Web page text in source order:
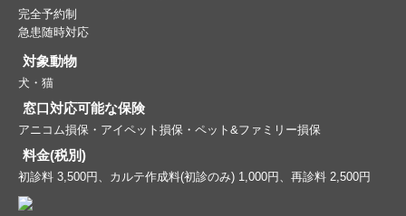
完全予約制
急患随時対応
対象動物
犬・猫
窓口対応可能な保険
アニコム損保・アイペット損保・ペット&ファミリー損保
料金(税別)
初診料 3,500円、カルテ作成料(初診のみ) 1,000円、再診料 2,500円